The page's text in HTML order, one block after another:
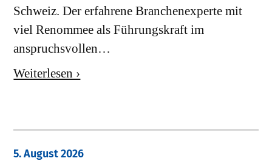
Schweiz. Der erfahrene Branchenexperte mit
viel Renommee als Führungskraft im
anspruchsvollen…
Weiterlesen ›
5. August 2026